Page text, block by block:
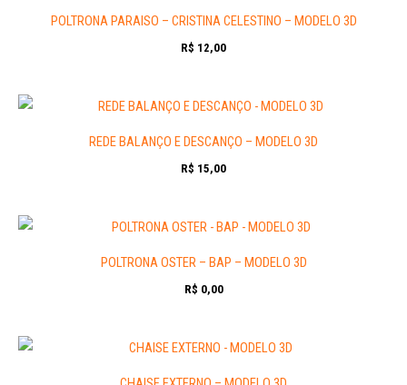
POLTRONA PARAISO – CRISTINA CELESTINO – MODELO 3D
R$ 12,00
REDE BALANÇO E DESCANÇO – MODELO 3D
R$ 15,00
POLTRONA OSTER – BAP – MODELO 3D
R$ 0,00